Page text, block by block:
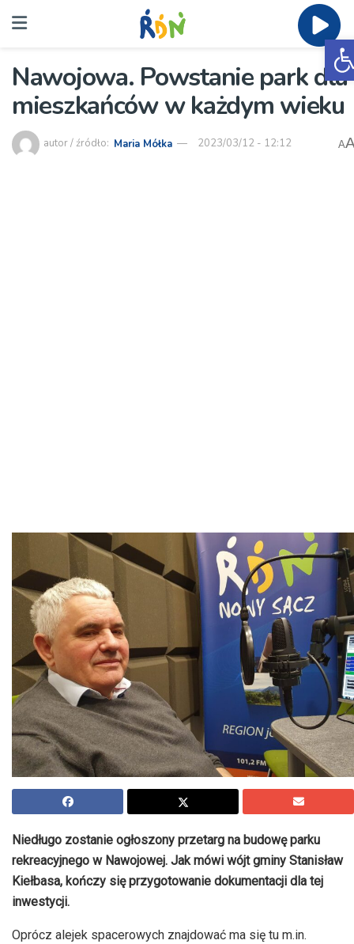
Nawojowa. Powstanie park dla
mieszkańców w każdym wieku
autor / źródło: Maria Mółka 2023/03/12 - 12:12 A
Niedługo zostanie ogłoszony przetarg na budowę parku
rekreacyjnego w Nawojowej. Jak mówi wójt gminy Stanisław
Kiełbasa, kończy się przygotowanie dokumentacji dla tej
inwestycji.
Oprócz alejek spacerowych znajdować ma się tu m.in.